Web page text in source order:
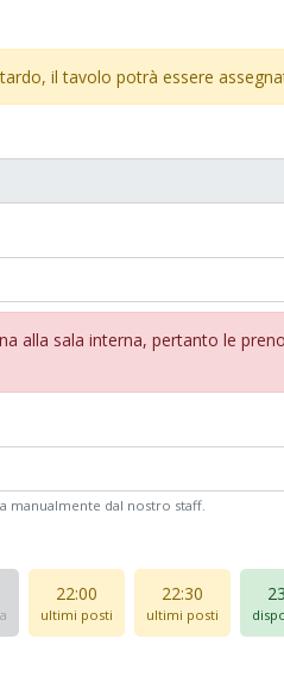
il tavolo potrà essere
alla sala interna, pertanto le
manualmente dal nostro staff.
22:00
ultimi posti
22:30
ultimi posti